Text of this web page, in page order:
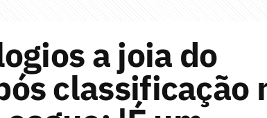
a joia do
classificação